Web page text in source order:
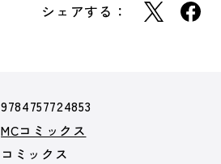
シェアする：
9784757724853
MCコミックス
コミックス